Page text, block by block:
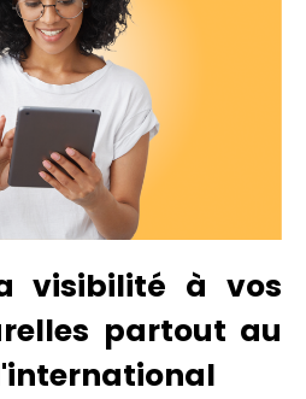
visibilité à vos
partout au